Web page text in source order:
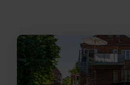
Boliger
til
salg